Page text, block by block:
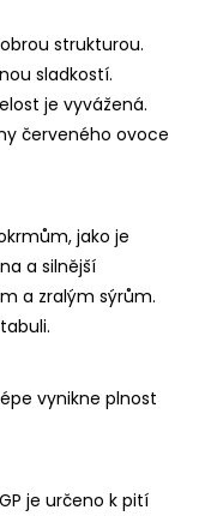
strukturou.
sladkostí.
je vyvážená.
červeného ovoce
jako je
a silnější
a zralým sýrům.
vynikne plnost
je určeno k pití